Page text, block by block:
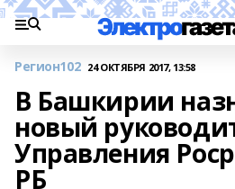
Регион102 24 ОКТЯБРЯ 2017, 13:58
В Башкирии
новый
Управления
РБ